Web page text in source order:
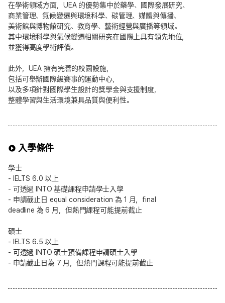
在學術領域方面，UEA 的優勢集中於藥學、國際發展研究、
商業管理、氣候變遷與環境科學、碳管理、媒體與傳播、
美術館與博物館研究、教育學、藝術經營與廣播等領域。
其中環境科學與氣候變遷相關研究在國際上具有領先地位，
並獲得高度學術評價。
此外，UEA 擁有完善的校園設施，
包括可舉辦國際級賽事的運動中心，
以及多項針對國際學生設計的獎學金與支援制度，
整體學習與生活環境兼具品質與便利性。
入學條件
學士
- IELTS 6.0 以上
- 可透過 INTO 基礎課程申請學士入學
- 申請截止日 equal consideration 為 1 月，final
deadline 為 6 月，但熱門課程可能提前截止
碩士
- IELTS 6.5 以上
- 可透過 INTO 碩士預備課程申請碩士入學
- 申請截止日為 7 月，但熱門課程可能提前截止